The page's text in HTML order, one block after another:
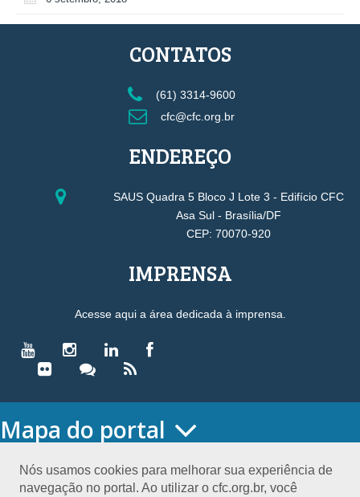
Nós usamos cookies para melhorar sua experiência de
navegação no portal. Ao utilizar o cfc.org.br, você
CONTATOS
(61) 3314-9600
cfc@cfc.org.br
ENDEREÇO
SAUS Quadra 5 Bloco J Lote 3 - Edifício CFC
Asa Sul - Brasília/DF
CEP: 70070-920
IMPRENSA
Acesse aqui a área dedicada à imprensa.
Mapa do portal
O CONSELHO
Conselho Diretor